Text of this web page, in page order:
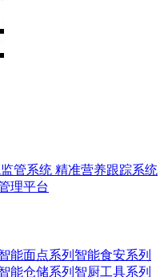
管系统 精准营养跟踪系统
理平台
能面点系列 智能食安系列
能仓储系列 智厨工具系列